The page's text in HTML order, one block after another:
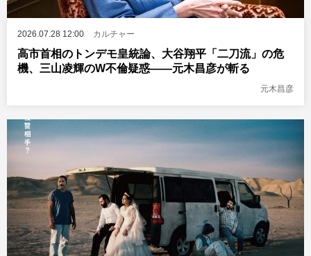
2026.07.28 12:00 カルチャー
高市首相のトンデモ皇統論、大谷翔平「二刀流」の危
機、三山凌輝のW不倫疑惑――元木昌彦が斬る
元木昌彦